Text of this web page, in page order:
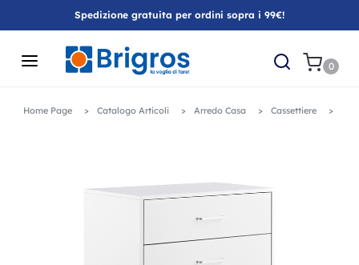
Spedizione gratuita per ordini sopra i 99€!
0
Home Page Catalogo Articoli Arredo Casa Cassettiere